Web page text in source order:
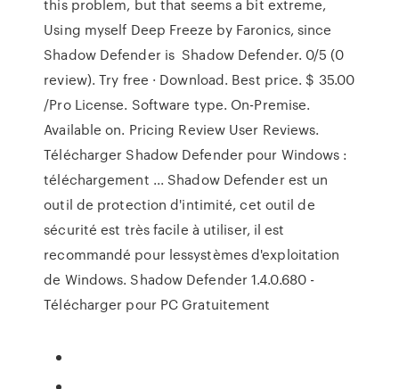
this problem, but that seems a bit extreme,
Using myself Deep Freeze by Faronics, since
Shadow Defender is Shadow Defender. 0/5 (0
review). Try free · Download. Best price. $ 35.00
/Pro License. Software type. On-Premise.
Available on. Pricing Review User Reviews.
Télécharger Shadow Defender pour Windows :
téléchargement ... Shadow Defender est un
outil de protection d'intimité, cet outil de
sécurité est très facile à utiliser, il est
recommandé pour lessystèmes d'exploitation
de Windows. Shadow Defender 1.4.0.680 -
Télécharger pour PC Gratuitement